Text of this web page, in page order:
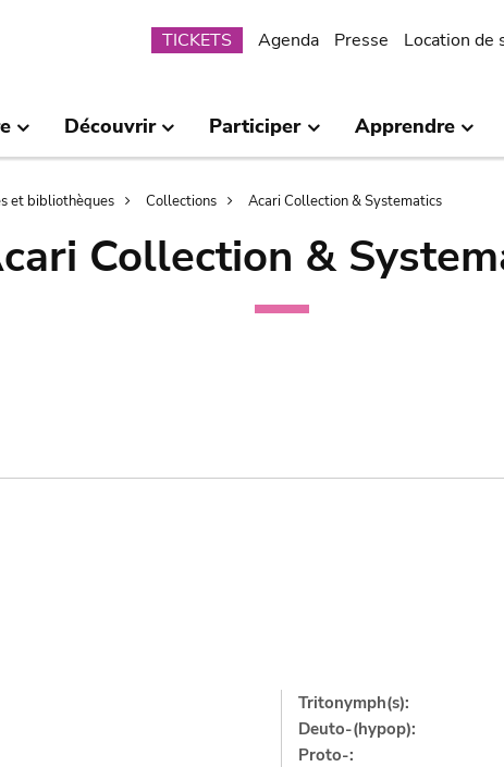
Submenu
TICKETS Agenda Presse Location de
Découvrir Participer Apprendre
et bibliothèques Collections Acari Collection & Systematics
Collection &
Tritonymph(s):
Deuto-(hypop):
Proto-: